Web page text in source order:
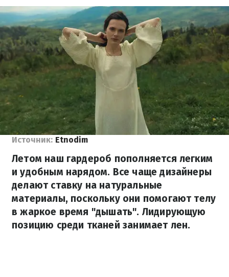
Источник: Etnodim
Летом наш гардероб пополняется легким
и удобным нарядом. Все чаще дизайнеры
делают ставку на натуральные
материалы, поскольку они помогают телу
в жаркое время "дышать". Лидирующую
позицию среди тканей занимает лен.